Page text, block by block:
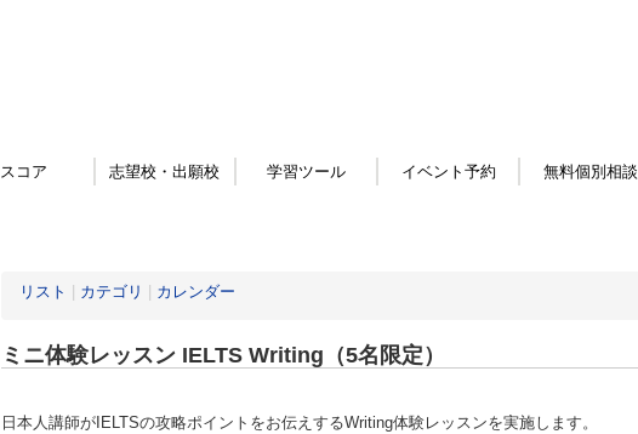
スコア 志望校・出願校 学習ツール イベント予約 無料個別相談
リスト カテゴリ カレンダー
ミニ体験レッスン IELTS Writing（5名限定）
日本人講師がIELTSの攻略ポイントをお伝えするWriting体験レッスンを実施します。